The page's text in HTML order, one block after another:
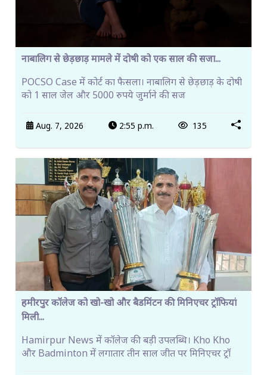
नाबालिग से छेड़छाड़ मामले में दोषी को एक साल की सजा...
POCSO Case में कोर्ट का फैसला। नाबालिग से छेड़छाड़ के दोषी
को 1 साल जेल और 5000 रुपये जुर्माने की सज
Aug. 7, 2026 2:55 p.m. 135
हमीरपुर कॉलेज को खो-खो और बैडमिंटन की मिनिएचर ट्रॉफियां
मिली...
Hamirpur News में कॉलेज की बड़ी उपलब्धि। Kho Kho
और Badminton में लगातार तीन साल जीत पर मिनिएचर ट्रॉ